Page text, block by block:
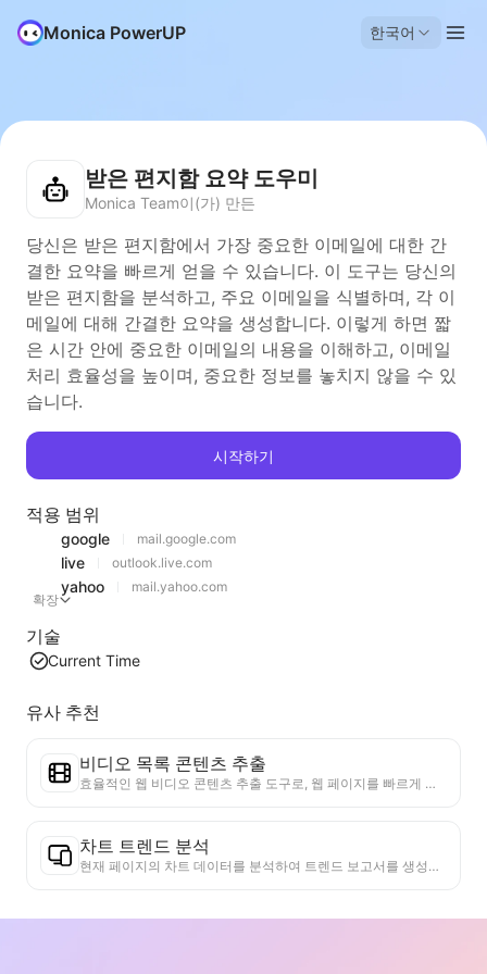
Monica PowerUP 한국어
받은 편지함 요약 도우미
Monica Team이(가) 만든
당신은 받은 편지함에서 가장 중요한 이메일에 대한 간
결한 요약을 빠르게 얻을 수 있습니다. 이 도구는 당신의
받은 편지함을 분석하고, 주요 이메일을 식별하며, 각 이
메일에 대해 간결한 요약을 생성합니다. 이렇게 하면 짧
은 시간 안에 중요한 이메일의 내용을 이해하고, 이메일
처리 효율성을 높이며, 중요한 정보를 놓치지 않을 수 있
습니다.
시작하기
적용 범위
google mail.google.com
live outlook.live.com
yahoo
mail.yahoo.com
확장
기술
Current Time
유사 추천
비디오 목록 콘텐츠 추출
효율적인 웹 비디오 콘텐츠 추출 도구로, 웹 페이지를 빠르게 스캔하고 비디오 정보를 구조화된 Markdown 표로 정리할 수 있습니다.
차트 트렌드 분석
현재 페이지의 차트 데이터를 분석하여 트렌드 보고서를 생성합니다. 인기 카테고리, 빠르게 상승하는 제품 유형 및 신흥 기술을 식별합니다. 즉각적인 시장 통찰력을 제공하여 최신 제품 트렌드와 시장 동향을 이해하는 데 도움을 줍니다.